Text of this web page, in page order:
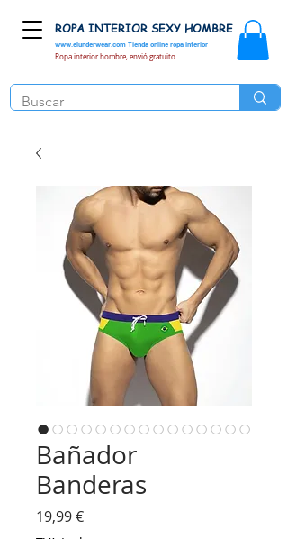
www.elunderwear.com Tienda online ropa interior
ROPA INTERIOR SEXY HOMBRE
Ropa interior hombre, envió gratuito
Bañador
Banderas
19,99 €Prix